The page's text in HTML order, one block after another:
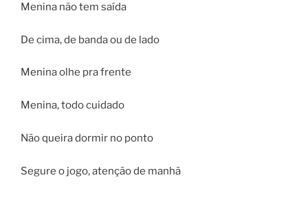
Menina não tem saída
De cima, de banda ou de lado
Menina olhe pra frente
Menina, todo cuidado
Não queira dormir no ponto
Segure o jogo, atenção de manhã